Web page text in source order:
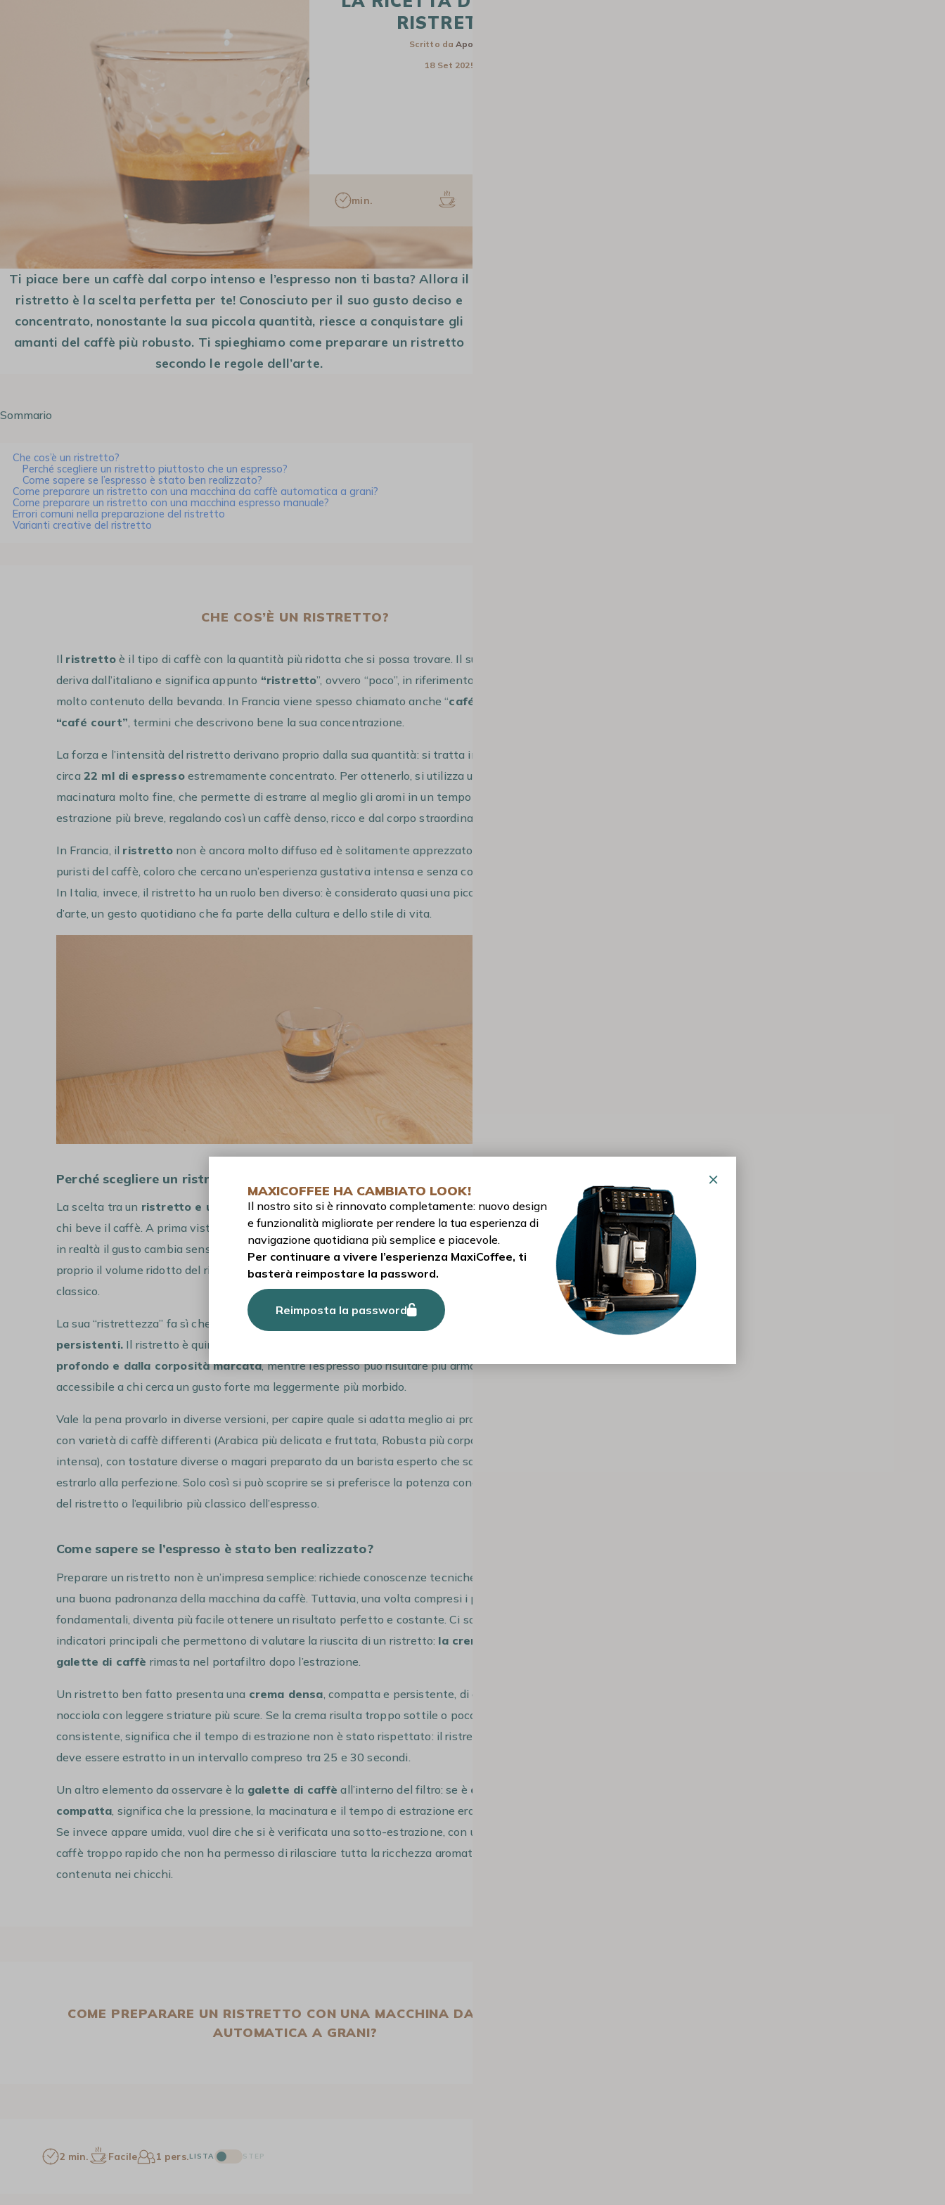
CAFFÈ IN GRANI
MACCHINE DA
CAFFÈ A CAPSULE
CAPSULE E CIALDE
RISTRETTO
Scritto daApolline
18 Set 2025
min.
Ti piace bere un caffè dal corpo intenso e l’espresso non ti basta? Allora il
ristretto è la scelta perfetta per te! Conosciuto per il suo gusto deciso e
concentrato, nonostante la sua piccola quantità, riesce a conquistare gli
amanti del caffè più robusto. Ti spieghiamo come preparare un ristretto
secondo le regole dell’arte.
Sommario
Che cos’è un ristretto?
Perché scegliere un ristretto piuttosto che un espresso?
Come sapere se l’espresso è stato ben realizzato?
Come preparare un ristretto con una macchina da caffè automatica a grani?
Come preparare un ristretto con una macchina espresso manuale?
Errori comuni nella preparazione del ristretto
Varianti creative del ristretto
CHE COS’È UN RISTRETTO?
Il ristrettoè il tipo di caffè con la quantità più ridotta che si possa trovare. Il suo nome
deriva dall’italiano e significa appunto “ristretto”, ovvero “poco”, in riferimento al volume
molto contenuto della bevanda. In Francia viene spesso chiamato anche “café serré” o
“café court” , termini che descrivono bene la sua concentrazione.
La forza e l’intensità del ristretto derivano proprio dalla sua quantità: si tratta infatti di
circa 22 ml di espressoestremamente concentrato. Per ottenerlo, si utilizza una
macinatura molto fine, che permette di estrarre al meglio gli aromi in un tempo di
estrazione più breve, regalando così un caffè denso, ricco e dal corpo straordinario.
In Francia, il ristrettonon è ancora molto diffuso ed è solitamente apprezzato dai veri
puristi del caffè, coloro che cercano un’esperienza gustativa intensa e senza compromessi.
In Italia, invece, il ristretto ha un ruolo ben diverso: è considerato quasi una piccola forma
d’arte, un gesto quotidiano che fa parte della cultura e dello stile di vita.
Perché scegliere un ristretto piuttosto che un espresso?
La scelta tra un ristretto e un espressodipende principalmente daigusti personalidi
chi beve il caffè. A prima vista possono sembrare simili – entrambi sono caffè “corti” – ma
in realtà il gusto cambia sensibilmente. La differenza fondamentale sta nella quantità:
proprio il volume ridotto del ristretto è ciò che lo rende unico e lo distingue dall’espresso
classico.
La sua “ristrettezza” fa sì che
ogni sorso sia molto più intenso, con aromi ricchi e
persistenti.Il ristretto è quindi ideale per chi ama un
profondo e dalla corposità marcata, mentre l’espresso può risultare più armonioso e
accessibile a chi cerca un gusto forte ma leggermente più morbido.
Vale la pena provarlo in diverse versioni, per capire quale si adatta meglio ai propri gusti:
con varietà di caffè differenti (Arabica più delicata e fruttata, Robusta più corposa e
intensa), con tostature diverse o magari preparato da un barista esperto che saprà
estrarlo alla perfezione. Solo così si può scoprire se si preferisce la potenza concentrata
del ristretto o l’equilibrio più classico dell’espresso.
Come sapere se l’espresso è stato ben realizzato?
Preparare un ristretto non è un’impresa semplice: richiede conoscenze tecniche precise e
una buona padronanza della macchina da caffè. Tuttavia, una volta compresi i principi
fondamentali, diventa più facile ottenere un risultato perfetto e costante. Ci sono due
indicatori principali che permettono di valutare la riuscita di un ristretto: la crema
galette di caffè rimasta nel portafiltro dopo l’estrazione.
Un ristretto ben fatto presenta una crema densa, compatta e persistente, di colore
nocciola con leggere striature più scure. Se la crema risulta troppo sottile o poco
consistente, significa che il tempo di estrazione non è stato rispettato: il ristretto, infatti,
deve essere estratto in un intervallo compreso tra 25 e 30 secondi.
Un altro elemento da osservare è la galette di caffè all’interno del filtro: se è asciutta e
compatta, significa che la pressione, la macinatura e il tempo di estrazione erano corretti.
Se invece appare umida, vuol dire che si è verificata una sotto-estrazione, con un flusso di
caffè troppo rapido che non ha permesso di rilasciare tutta la ricchezza aromatica
contenuta nei chicchi.
COME PREPARARE UN RISTRETTO CON UNA MACCHINA DA CAFFÈ
AUTOMATICA A GRANI?
2 min. Facile 1 pers.LISTA STEP
MAXICOFFEE HA CAMBIATO LOOK!
Il nostro sito si è rinnovato completamente: nuovo design
e funzionalità migliorate per rendere la tua esperienza di
navigazione quotidiana più semplice e piacevole.
Per continuare a vivere l’esperienza MaxiCoffee, ti
basterà reimpostare la password.
Reimposta la password